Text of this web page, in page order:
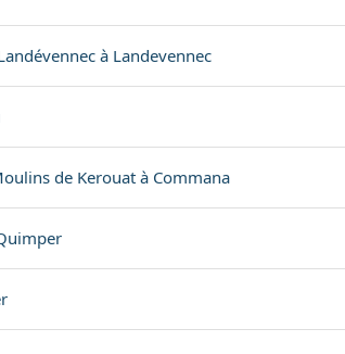
à Landevennec
de Kerouat à Commana